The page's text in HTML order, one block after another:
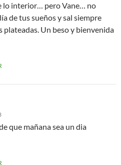
lo interior… pero Vane… no
de tus sueños y sal siempre
plateadas. Un beso y bienvenida
que mañana sea un dia